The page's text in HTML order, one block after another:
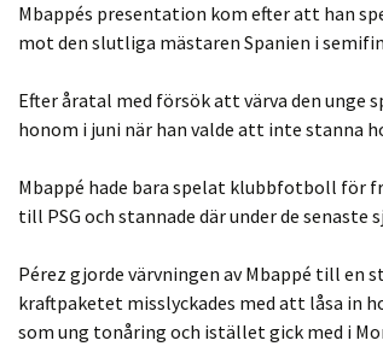
Mbappés presentation kom efter att han
mot den slutliga mästaren Spanien i
Efter åratal med försök att värva den unge
honom i juni när han valde att inte stanna
Mbappé hade bara spelat klubbfotboll för
till PSG och stannade där under de senaste
Pérez gjorde värvningen av Mbappé till
kraftpaketet misslyckades med att låsa in
som ung tonåring och istället gick med i